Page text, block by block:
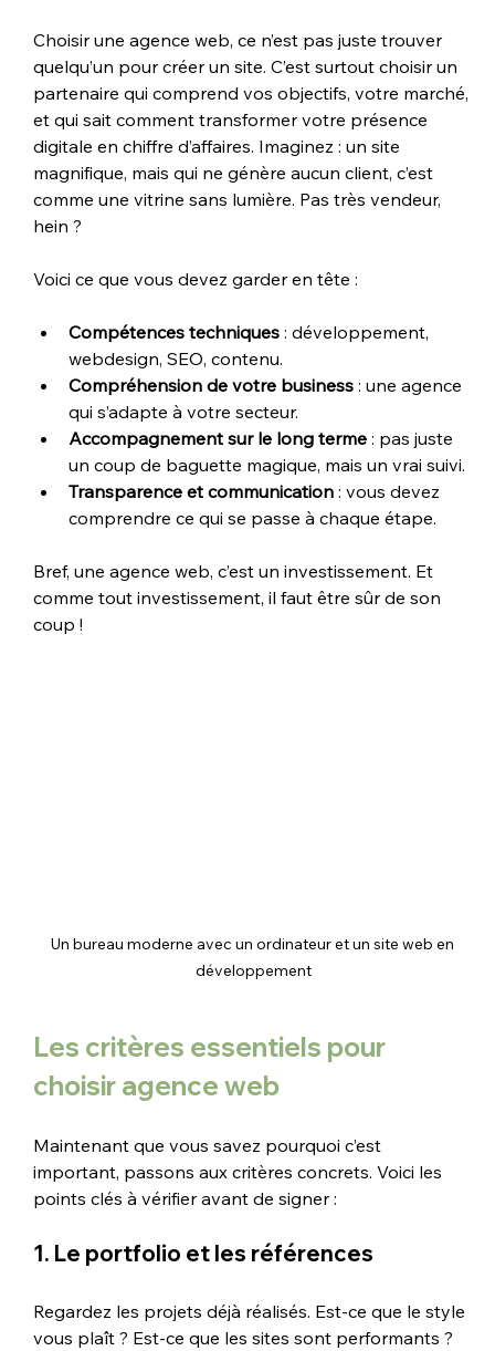
Choisir une agence web, ce n’est pas juste trouver
quelqu’un pour créer un site. C’est surtout choisir un
partenaire qui comprend vos objectifs, votre marché,
et qui sait comment transformer votre présence
digitale en chiffre d’affaires. Imaginez : un site
magnifique, mais qui ne génère aucun client, c’est
comme une vitrine sans lumière. Pas très vendeur,
hein ?
Voici ce que vous devez garder en tête :
Compétences techniques : développement,
webdesign, SEO, contenu.
Compréhension de votre business : une agence
qui s’adapte à votre secteur.
Accompagnement sur le long terme : pas juste
un coup de baguette magique, mais un vrai suivi.
Transparence et communication : vous devez
comprendre ce qui se passe à chaque étape.
Bref, une agence web, c’est un investissement. Et
comme tout investissement, il faut être sûr de son
coup !
Un bureau moderne avec un ordinateur et un site web en
développement
Les critères essentiels pour
choisir agence web
Maintenant que vous savez pourquoi c’est
important, passons aux critères concrets. Voici les
points clés à vérifier avant de signer :
1. Le portfolio et les références
Regardez les projets déjà réalisés. Est-ce que le style
vous plaît ? Est-ce que les sites sont performants ?